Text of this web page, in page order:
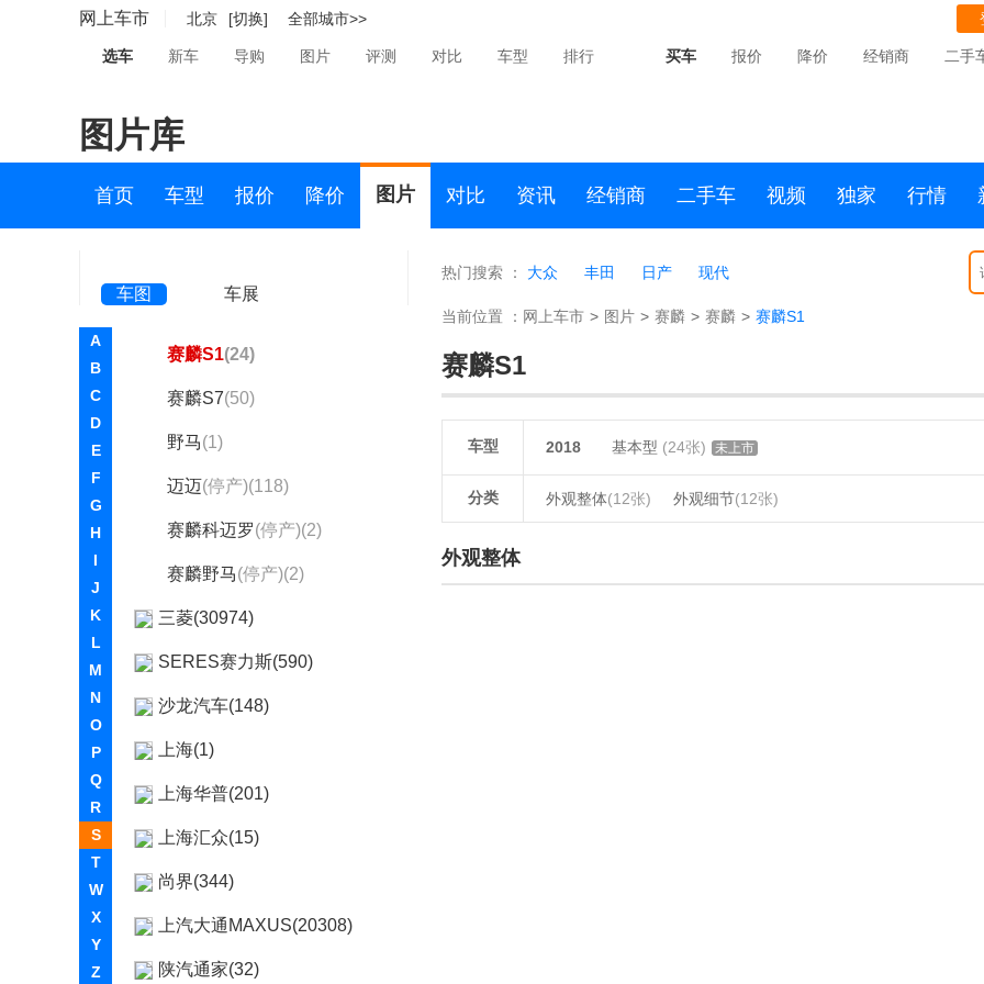
网上车市 北京 [切换] 全部城市>>
选车 新车 导购 图片 评测 对比 车型 排行 买车 报价 降价 经销商 二手
图片库
首页 车型 报价 降价 图片 对比 资讯 经销商 二手车 视频 独家 行情
车图 车展
A
B
C
D
E
F
G
H
I
J
K
L
M
N
O
P
Q
R
S
T
W
X
Y
Z
锐马克(1)
S
赛麟S1(24)
赛麟S7(50)
野马(1)
迈迈(停产)(118)
赛麟科迈罗(停产)(2)
赛麟野马(停产)(2)
三菱(30974)
SERES赛力斯(590)
沙龙汽车(148)
上海(1)
上海华普(201)
上海汇众(15)
尚界(344)
上汽大通MAXUS(20308)
陕汽通家(32)
热门搜索 ： 大众 丰田 日产 现代
当前位置 ： 网上车市 > 图片 > 赛麟 > 赛麟 > 赛麟S1
赛麟S1
车型 2018 基本型 (24张) 未上市
分类 外观整体(12张) 外观细节(12张)
外观整体